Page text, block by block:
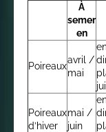
À
semer
en
Poireaux
avril /
mai
Poireaux
d’hiver
mai /
juin